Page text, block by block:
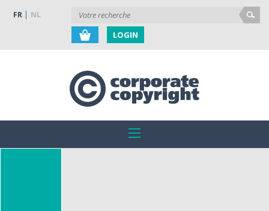
FR NL
LOGIN